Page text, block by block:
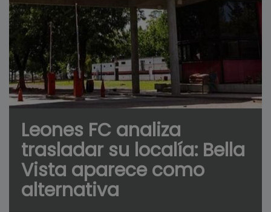
Leones FC analiza
trasladar su localía: Bella
Vista aparece como
alternativa